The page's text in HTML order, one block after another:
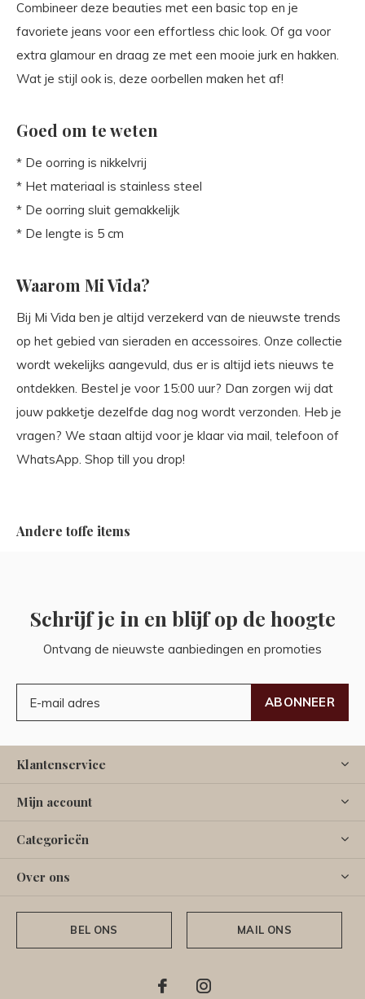
Combineer deze beauties met een basic top en je
favoriete jeans voor een effortless chic look. Of ga voor
extra glamour en draag ze met een mooie jurk en hakken.
Wat je stijl ook is, deze oorbellen maken het af!
Goed om te weten
* De oorring is nikkelvrij
* Het materiaal is stainless steel
* De oorring sluit gemakkelijk
* De lengte is 5 cm
Waarom Mi Vida?
Bij Mi Vida ben je altijd verzekerd van de nieuwste trends
op het gebied van sieraden en accessoires. Onze collectie
wordt wekelijks aangevuld, dus er is altijd iets nieuws te
ontdekken. Bestel je voor 15:00 uur? Dan zorgen wij dat
jouw pakketje dezelfde dag nog wordt verzonden. Heb je
vragen? We staan altijd voor je klaar via mail, telefoon of
WhatsApp. Shop till you drop!
Andere toffe items
Schrijf je in en blijf op de hoogte
Ontvang de nieuwste aanbiedingen en promoties
ABONNEER
Klantenservice
Mijn account
Categorieën
Over ons
BEL ONS MAIL ONS